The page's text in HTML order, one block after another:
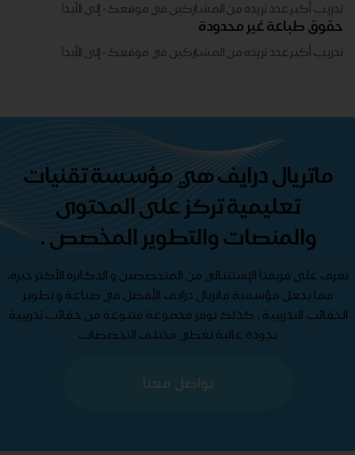
تدريب أكبر عدد تريده من المشاركين في موقعك - ​​إلى الأبد!
حقوق طباعة غير محدودة
تدريب أكبر عدد تريده من المشاركين في موقعك - ​​إلى الأبد!
ماتريال درايف هي مؤسسة تقنيات
تعليمية تركز على المحتوى
والمنصات والتطوير المخصص .
تعرف على فريقنا الإستثنائي من المتخصصين و الدكاترة الأكثر خبرة،
مما يجعل مؤسسة ماتريال درايف الأفضل في صناعة و تطوير
الحقائب التدريبية , كذلك نوفر مجموعة متنوعة من حقائب تدريبية
بجودة عالية تغطي مختلف التخصصات
تواصل معنا